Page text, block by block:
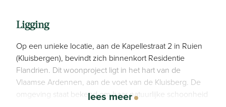
Ligging
Op een unieke locatie, aan de Kapellestraat 2 in Ruien
(Kluisbergen), bevindt zich binnenkort Residentie
Flandrien. Dit woonproject ligt in het hart van de
Vlaamse Ardennen, aan de voet van de Kluisberg. De
omgeving staat bekend om haar natuurlijke schoonheid
lees meer